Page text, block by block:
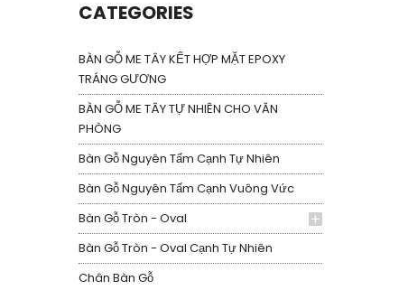
CATEGORIES
BÀN GỖ ME TÂY KẾT HỢP MẶT EPOXY
TRÁNG GƯƠNG
BÀN GỖ ME TÂY TỰ NHIÊN CHO VĂN
PHÒNG
Bàn Gỗ Nguyên Tấm Cạnh Tự Nhiên
Bàn Gỗ Nguyên Tấm Cạnh Vuông Vức
Bàn Gỗ Tròn - Oval
Bàn Gỗ Tròn - Oval Cạnh Tự Nhiên
Chân Bàn Gỗ